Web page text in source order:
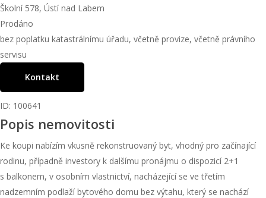
Školní 578, Ústí nad Labem
Prodáno
bez poplatku katastrálnímu úřadu, včetně provize, včetně právního
servisu
Kontakt
ID: 100641
Popis nemovitosti
Ke koupi nabízím vkusně rekonstruovaný byt, vhodný pro začínající
rodinu, případně investory k dalšímu pronájmu o dispozicí 2+1
s balkonem, v osobním vlastnictví, nacházející se ve třetím
nadzemním podlaží bytového domu bez výtahu, který se nachází